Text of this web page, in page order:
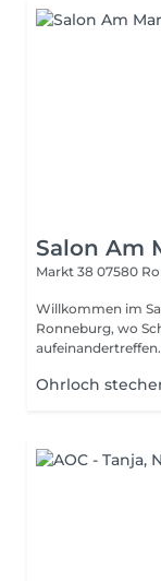
Salon Am
Markt 38 07580
Willkommen im
Ronneburg, wo
Ohrloch